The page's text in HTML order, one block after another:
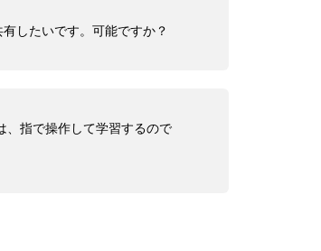
したいです。可能ですか？
、指で操作して学習するので